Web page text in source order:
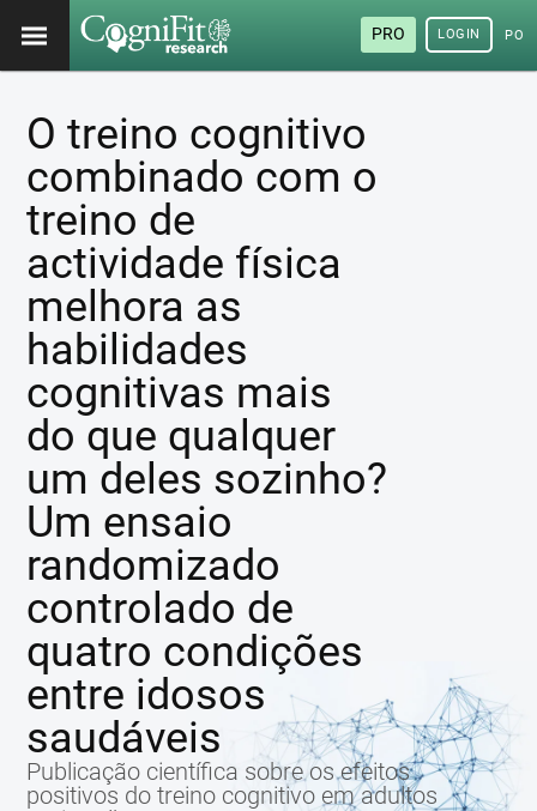
PRO LOGIN
O treino cognitivo
combinado com o
treino de
actividade física
melhora as
habilidades
cognitivas mais
do que qualquer
um deles sozinho?
Um ensaio
randomizado
controlado de
quatro condições
entre idosos
saudáveis
Publicação científica sobre os efeitos
positivos do treino cognitivo em adultos